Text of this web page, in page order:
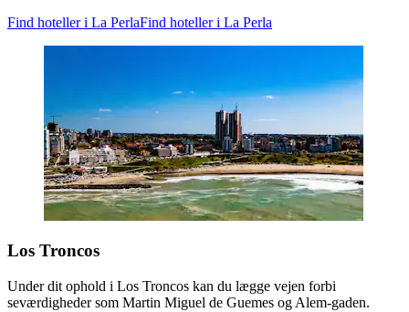
Find hoteller i La PerlaFind hoteller i La Perla
Los Troncos
Under dit ophold i Los Troncos kan du lægge vejen forbi
seværdigheder som Martin Miguel de Guemes og Alem-gaden.